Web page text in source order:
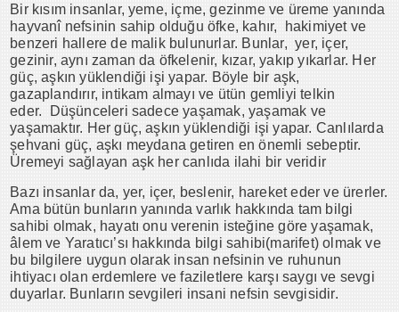
Bir kısım insanlar, yeme, içme, gezinme ve üreme yanında
hayvanî nefsinin sahip olduğu öfke, kahır, hakimiyet ve
benzeri hallere de malik bulunurlar. Bunlar, yer, içer,
gezinir, aynı zaman da öfkelenir, kızar, yakıp yıkarlar. Her
güç, aşkın yüklendiği işi yapar. Böyle bir aşk,
gazaplandırır, intikam almayı ve ütün gemliyi telkin
eder. Düşünceleri sadece yaşamak, yaşamak ve
yaşamaktır. Her güç, aşkın yüklendiği işi yapar. Canlılarda
şehvani güç, aşkı meydana getiren en önemli sebeptir.
Üremeyi sağlayan aşk her canlıda ilahi bir veridir
Bazı insanlar da, yer, içer, beslenir, hareket eder ve ürerler.
Ama bütün bunların yanında varlık hakkında tam bilgi
sahibi olmak, hayatı onu verenin isteğine göre yaşamak,
âlem ve Yaratıcı’sı hakkında bilgi sahibi(marifet) olmak ve
bu bilgilere uygun olarak insan nefsinin ve ruhunun
ihtiyacı olan erdemlere ve faziletlere karşı saygı ve sevgi
duyarlar. Bunların sevgileri insani nefsin sevgisidir.